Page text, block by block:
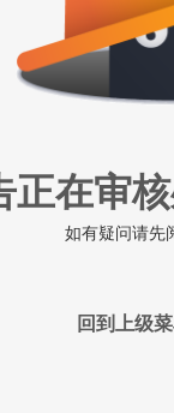
正在审
如有疑问请先
回到上级